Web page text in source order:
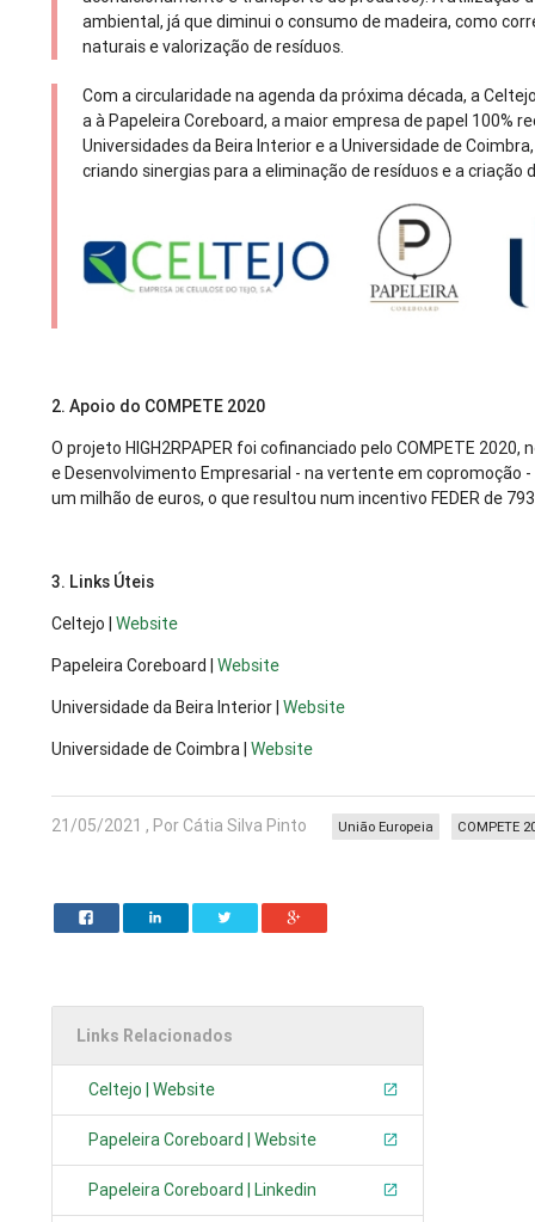
ambiental, já que diminui o consumo de madeira, como
naturais e valorização de resíduos.
Com a circularidade na agenda da próxima década, a
a à Papeleira Coreboard, a maior empresa de papel 100%
Universidades da Beira Interior e a Universidade de
criando sinergias para a eliminação de resíduos e a criação
2. Apoio do COMPETE 2020
O projeto HIGH2RPAPER foi cofinanciado pelo COMPETE
e Desenvolvimento Empresarial - na vertente em copromoção
um milhão de euros, o que resultou num incentivo FEDER de
3. Links Úteis
Celtejo |Website
Papeleira Coreboard |Website
Universidade da Beira Interior |Website
Universidade de Coimbra |Website
21/05/2021 , Por Cátia Silva Pinto COMPETE
União Europeia
Links Relacionados
Celtejo | Website
Papeleira Coreboard | Website
Papeleira Coreboard | Linkedin